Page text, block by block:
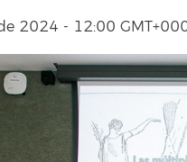
2024 - 12:00